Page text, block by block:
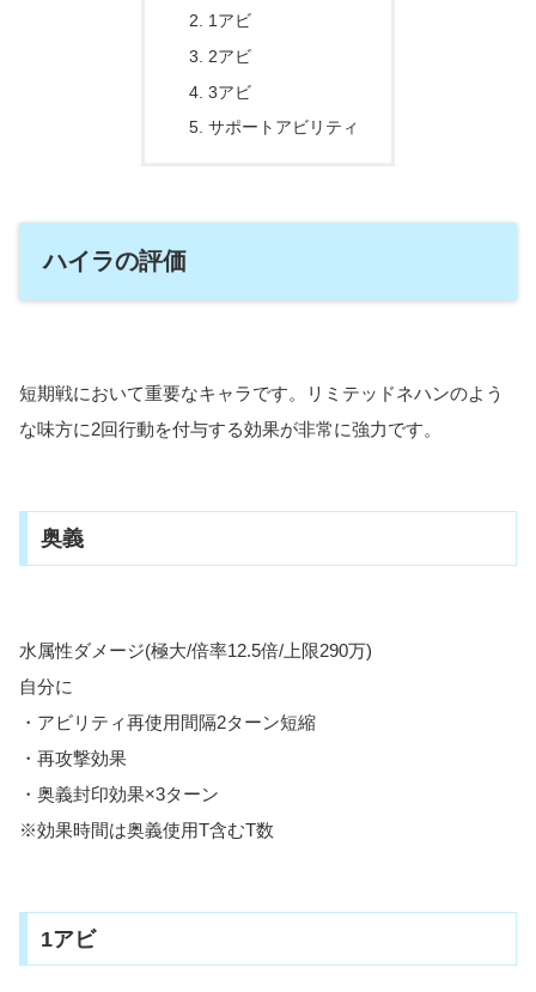
1アビ
2アビ
3アビ
サポートアビリティ
ハイラの評価
短期戦において重要なキャラです。リミテッドネハンのよう
な味方に2回行動を付与する効果が非常に強力です。
奥義
水属性ダメージ(極大/倍率12.5倍/上限290万)
自分に
・アビリティ再使用間隔2ターン短縮
・再攻撃効果
・奥義封印効果×3ターン
※効果時間は奥義使用T含むT数
1アビ